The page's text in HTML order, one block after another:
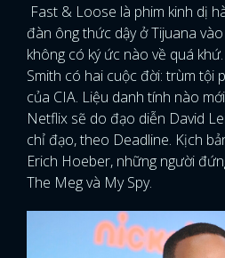
Fast & Loose là phim kinh dị
đàn ông thức dậy ở Tijuana
không có ký ức nào về quá
Smith có hai cuộc đời: trùm tội
của CIA. Liệu danh tính nào
Netflix sẽ do đạo diễn David
chỉ đạo, theo Deadline. Kịch
Erich Hoeber, những người
The Meg và My Spy.